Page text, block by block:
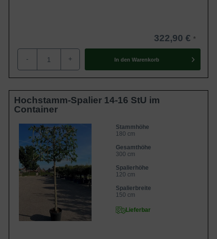
322,90 €
- + In den Warenkorb
Hochstamm-Spalier 14-16 StU im
Container
Stammhöhe
180 cm
Gesamthöhe
300 cm
Spalierhöhe
120 cm
Spalierbreite
150 cm
Lieferbar